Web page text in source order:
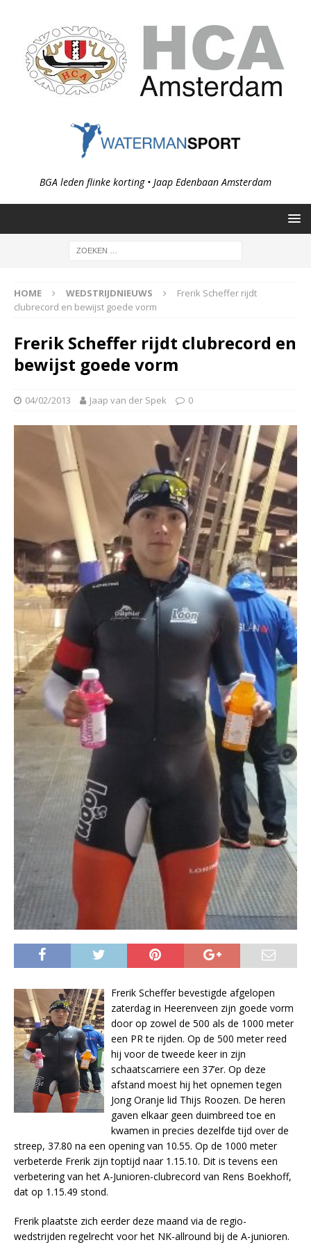
BGA leden flinke korting • Jaap Edenbaan Amsterdam
HOME WEDSTRIJDNIEUWS
Frerik Scheffer rijdt
clubrecord en bewijst goede vorm
Frerik Scheffer rijdt clubrecord en
bewijst goede vorm
04/02/2013 Jaap van der Spek 0
Frerik Scheffer bevestigde afgelopen
zaterdag in Heerenveen zijn goede vorm
door op zowel de 500 als de 1000 meter
een PR te rijden. Op de 500 meter reed
hij voor de tweede keer in zijn
schaatscarriere een 37’er. Op deze
afstand moest hij het opnemen tegen
Jong Oranje lid Thijs Roozen. De heren
gaven elkaar geen duimbreed toe en
kwamen in precies dezelfde tijd over de
streep, 37.80 na een opening van 10.55. Op de 1000 meter
verbeterde Frerik zijn toptijd naar 1.15.10. Dit is tevens een
verbetering van het A-Junioren-clubrecord van Rens Boekhoff,
dat op 1.15.49 stond.
Frerik plaatste zich eerder deze maand via de regio-
wedstrijden regelrecht voor het NK-allround bij de A-junioren.